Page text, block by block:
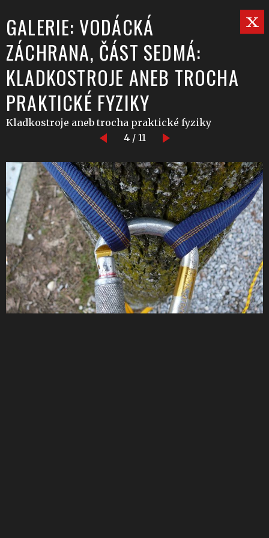
GALERIE: VODÁCKÁ
ZÁCHRANA, ČÁST SEDMÁ:
KLADKOSTROJE ANEB TROCHA
PRAKTICKÉ FYZIKY
Kladkostroje aneb trocha praktické fyziky
4 / 11